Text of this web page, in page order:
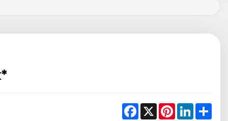
Facebook
X PinterestLinkedIn